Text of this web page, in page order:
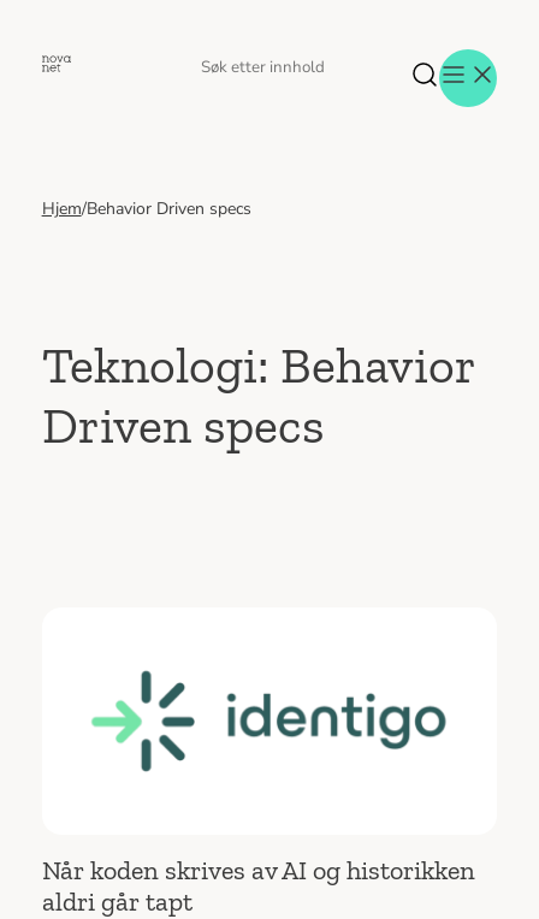
Aktuelt
Menneskene
Om oss
Jobb hos oss
Kontakt oss
Søk
Søk
Hjem/Behavior Driven specs
Teknologi: Behavior
Driven specs
Når koden skrives av AI og historikken
aldri går tapt